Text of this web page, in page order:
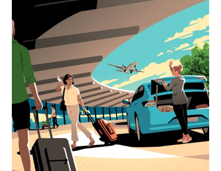
interact
with
the
calendar
and
select
a
date.
Press
the
escape
button
to
close
the
calendar.